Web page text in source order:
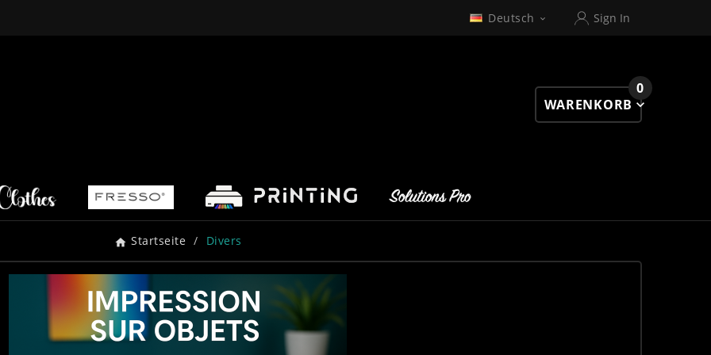
Deutsch  Sign In
WARENKORB
0
Startseite Divers